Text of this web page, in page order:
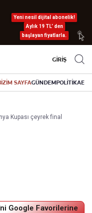
Yeni nesil dijital abonelik!
Aylık 19 TL’ den
başlayan fiyatlarla.
GİRİŞ
SAYFAGÜNDEMPOLİTİKA
Kupası çeyrek final
Google Favorilerine